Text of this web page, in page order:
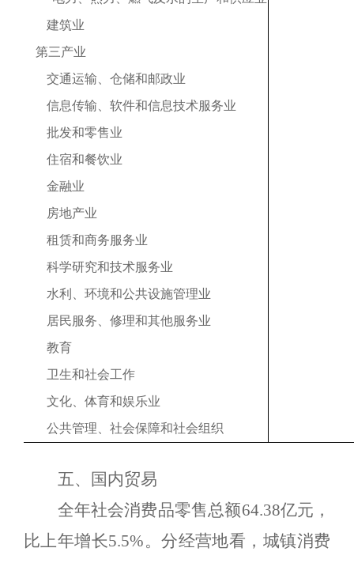
建筑业
第三产业
交通运输、仓储和邮政业
信息传输、软件和信息技术服务业
批发和零售业
住宿和餐饮业
金融业
房地产业
租赁和商务服务业
科学研究和技术服务业
水利、环境和公共设施管理业
居民服务、修理和其他服务业
教育
卫生和社会工作
文化、体育和娱乐业
公共管理、社会保障和社会组织
五、国内贸易
全年社会消费品零售总额64.38亿元，
比上年增长5.5%。分经营地看，城镇消费